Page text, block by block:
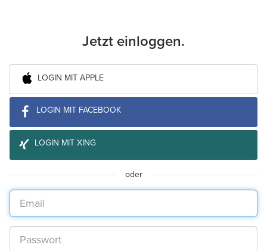
Jetzt einloggen.
LOGIN MIT APPLE
LOGIN MIT FACEBOOK
LOGIN MIT XING
oder